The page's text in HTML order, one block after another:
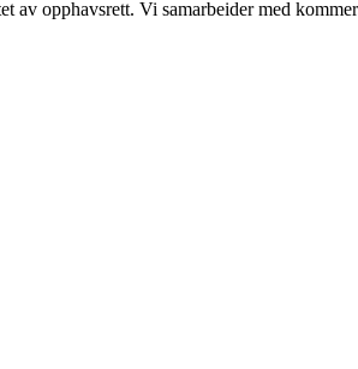
av opphavsrett. Vi samarbeider med